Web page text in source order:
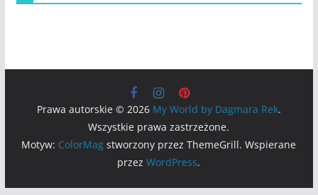
Prawa autorskie © 2026 My World by Dagmara Rek.
Wszystkie prawa zastrzeżone.
Motyw: ColorMag stworzony przez ThemeGrill. Wspierane
przezWordPress.